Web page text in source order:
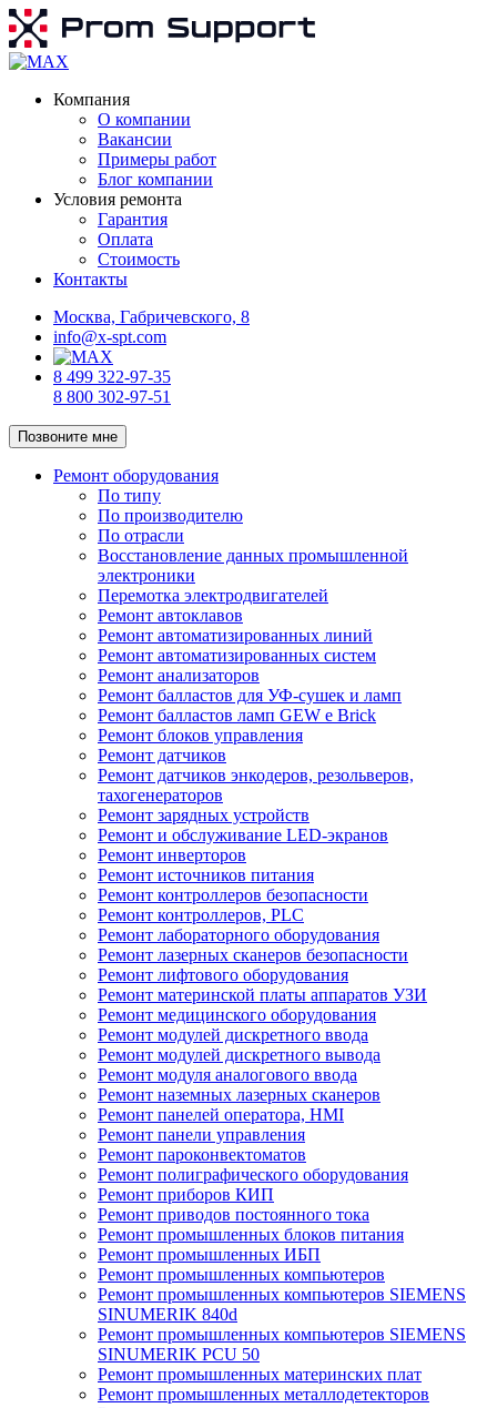
Компания
О компании
Вакансии
Примеры работ
Блог компании
Условия ремонта
Гарантия
Оплата
Стоимость
Контакты
Москва, Габричевского, 8
info@x-spt.com
8 499 322-97-35
8 800 302-97-51
Позвоните мне
Ремонт оборудования
По типу
По производителю
По отрасли
Восстановление данных промышленной
электроники
Перемотка электродвигателей
Ремонт автоклавов
Ремонт автоматизированных линий
Ремонт автоматизированных систем
Ремонт анализаторов
Ремонт балластов для УФ-сушек и ламп
Ремонт балластов ламп GEW e Brick
Ремонт блоков управления
Ремонт датчиков
Ремонт датчиков энкодеров, резольверов,
тахогенераторов
Ремонт зарядных устройств
Ремонт и обслуживание LED-экранов
Ремонт инверторов
Ремонт источников питания
Ремонт контроллеров безопасности
Ремонт контроллеров, PLC
Ремонт лабораторного оборудования
Ремонт лазерных сканеров безопасности
Ремонт лифтового оборудования
Ремонт материнской платы аппаратов УЗИ
Ремонт медицинского оборудования
Ремонт модулей дискретного ввода
Ремонт модулей дискретного вывода
Ремонт модуля аналогового ввода
Ремонт наземных лазерных сканеров
Ремонт панелей оператора, HMI
Ремонт панели управления
Ремонт пароконвектоматов
Ремонт полиграфического оборудования
Ремонт приборов КИП
Ремонт приводов постоянного тока
Ремонт промышленных блоков питания
Ремонт промышленных ИБП
Ремонт промышленных компьютеров
Ремонт промышленных компьютеров SIEMENS
SINUMERIK 840d
Ремонт промышленных компьютеров SIEMENS
SINUMERIK PCU 50
Ремонт промышленных материнских плат
Ремонт промышленных металлодетекторов